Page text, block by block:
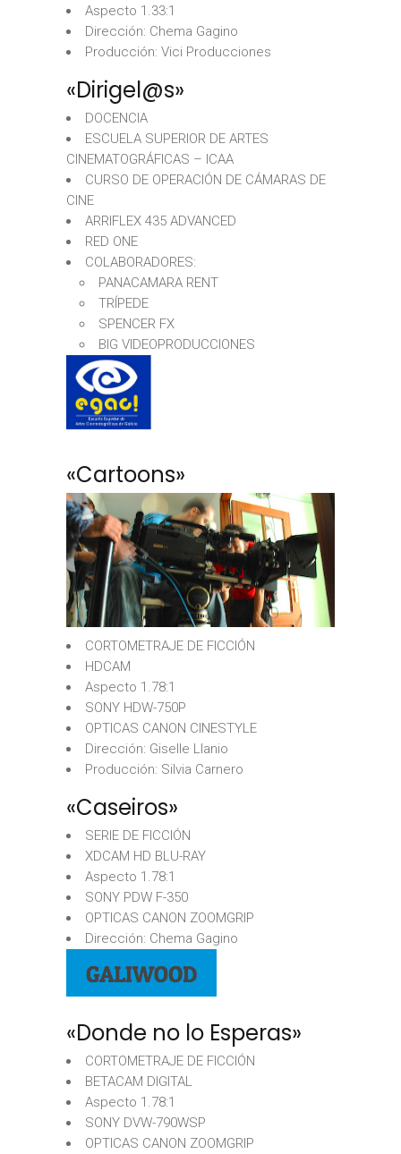
Aspecto 1.33:1
Dirección: Chema Gagino
Producción: Vici Producciones
«Dirigel@s»
DOCENCIA
ESCUELA SUPERIOR DE ARTES
CINEMATOGRÁFICAS – ICAA
CURSO DE OPERACIÓN DE CÁMARAS DE
CINE
ARRIFLEX 435 ADVANCED
RED ONE
COLABORADORES:
PANACAMARA RENT
TRÍPEDE
SPENCER FX
BIG VIDEOPRODUCCIONES
«Cartoons»
CORTOMETRAJE DE FICCIÓN
HDCAM
Aspecto 1.78:1
SONY HDW-750P
OPTICAS CANON CINESTYLE
Dirección: Giselle Llanio
Producción: Silvia Carnero
«Caseiros»
SERIE DE FICCIÓN
XDCAM HD BLU-RAY
Aspecto 1.78:1
SONY PDW F-350
OPTICAS CANON ZOOMGRIP
Dirección: Chema Gagino
«Donde no lo Esperas»
CORTOMETRAJE DE FICCIÓN
BETACAM DIGITAL
Aspecto 1.78:1
SONY DVW-790WSP
OPTICAS CANON ZOOMGRIP